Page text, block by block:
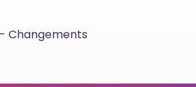
Changements